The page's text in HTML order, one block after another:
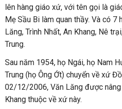
lên hàng giáo xứ, với tên gọi là
Mẹ Sầu Bi làm quan thầy. Và có 7
Lăng, Trình Nhất, An Khang, Nê
Trung.
Sau năm 1954, họ Ngái, họ Nam
Trung (họ Ông Ớt) chuyển về xứ
02/12/2006, Văn Lăng được
Khang thuộc về xứ này.